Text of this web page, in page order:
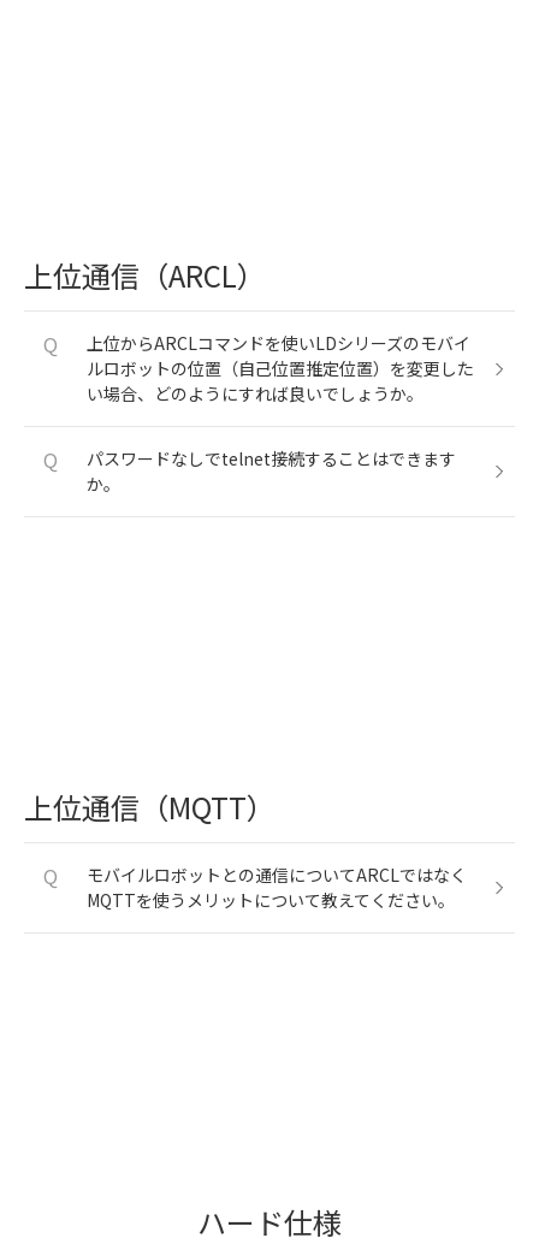
上位通信（ARCL）
Q
上位からARCLコマンドを使いLDシリーズのモバイ
ルロボットの位置（自己位置推定位置）を変更した
い場合、どのようにすれば良いでしょうか。
Q
パスワードなしでtelnet接続することはできます
か。
上位通信（MQTT）
Q
モバイルロボットとの通信についてARCLではなく
MQTTを使うメリットについて教えてください。
ハード仕様